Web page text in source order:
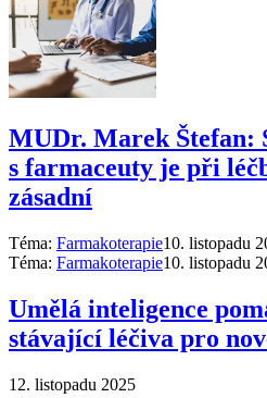
MUDr. Marek Štefan:
s farmaceuty je při
zásadní
Téma: Farmakoterapie10. listopadu
Téma: Farmakoterapie10. listopadu
Umělá inteligence
stávající léčiva pro
12. listopadu 2025